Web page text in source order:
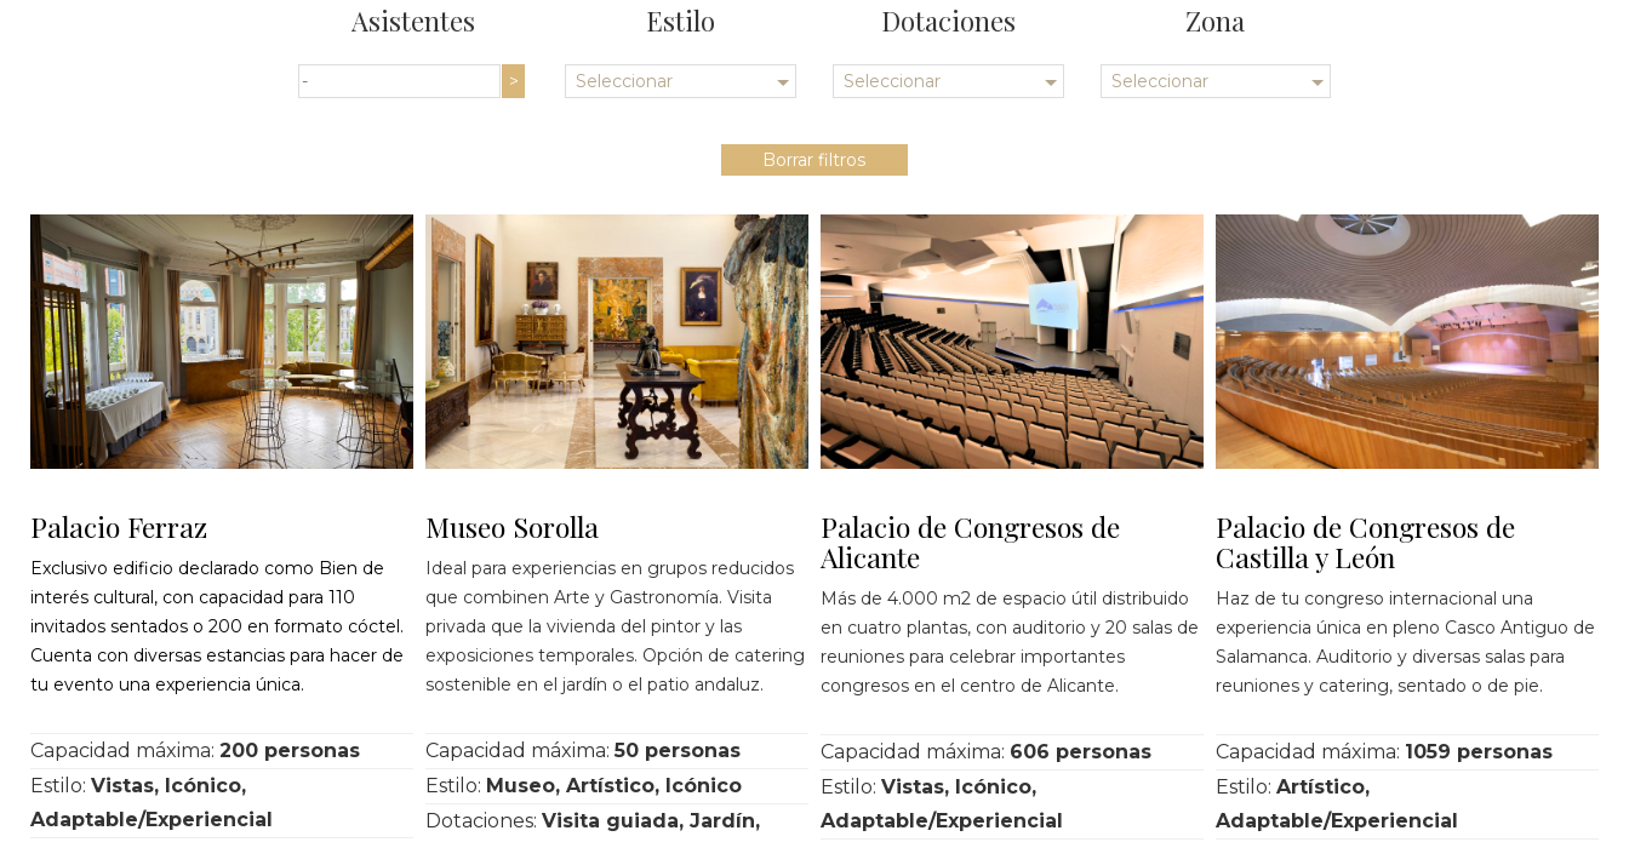
Asistentes Estilo
Seleccionar
Dotaciones
Seleccionar
Zona
Seleccionar
Borrar filtros
Palacio Ferraz
Exclusivo edificio declarado como Bien de
interés cultural, con capacidad para 110
invitados sentados o 200 en formato cóctel.
Cuenta con diversas estancias para hacer de
tu evento una experiencia única.
Capacidad máxima: 200 personas
Estilo: Vistas, Icónico,
Adaptable/Experiencial
Museo Sorolla
Ideal para experiencias en grupos reducidos
que combinen Arte y Gastronomía. Visita
privada que la vivienda del pintor y las
exposiciones temporales. Opción de catering
sostenible en el jardín o el patio andaluz.
Capacidad máxima:50 personas
Estilo: Museo, Artístico, Icónico
Dotaciones: Visita guiada, Jardín,
Palacio de Congresos de
Alicante
Más de 4.000 m2 de espacio útil distribuido
en cuatro plantas, con auditorio y 20 salas de
reuniones para celebrar importantes
congresos en el centro de Alicante.
Capacidad máxima: 606 personas
Estilo: Vistas, Icónico,
Adaptable/Experiencial
Palacio de Congresos de
Castilla y León
Haz de tu congreso internacional una
experiencia única en pleno Casco Antiguo de
Salamanca. Auditorio y diversas salas para
reuniones y catering, sentado o de pie.
Capacidad máxima: 1059 personas
Estilo: Artístico,
Adaptable/Experiencial